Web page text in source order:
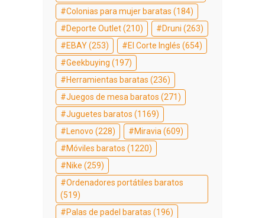
Colonias para mujer baratas (184)
Deporte Outlet(210) Druni (263)
EBAY(253) El Corte Inglés (654)
Geekbuying (197)
Herramientas baratas (236)
Juegos de mesa baratos (271)
Juguetes baratos (1169)
Lenovo (228) Miravia (609)
Móviles baratos (1220)
Nike (259)
Ordenadores portátiles baratos
(519)
Palas de padel baratas (196)